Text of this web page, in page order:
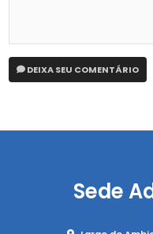
DEIXA SEU COMENTÁRIO
Sede